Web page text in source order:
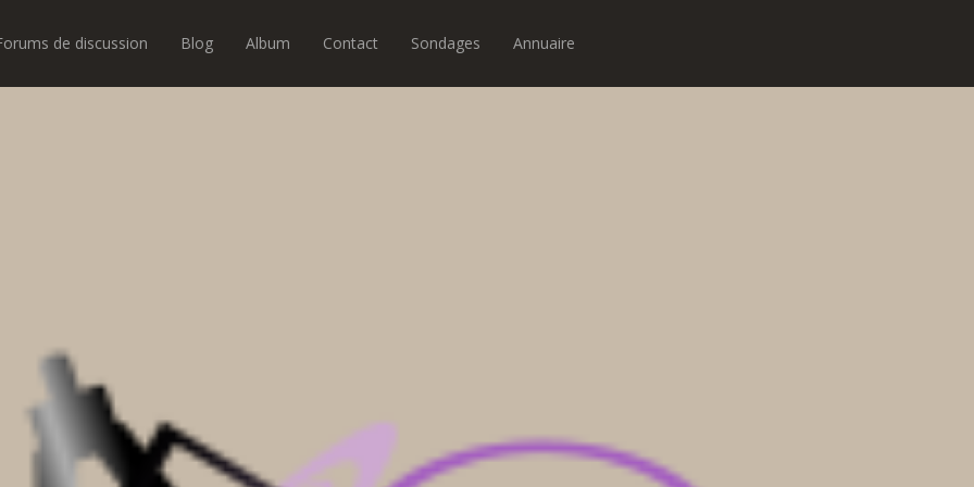
de discussion Blog Album Contact Sondages Annuaire